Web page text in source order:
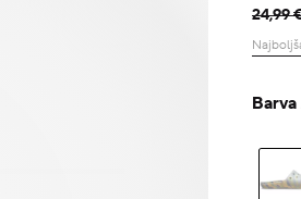
24,99
Barva